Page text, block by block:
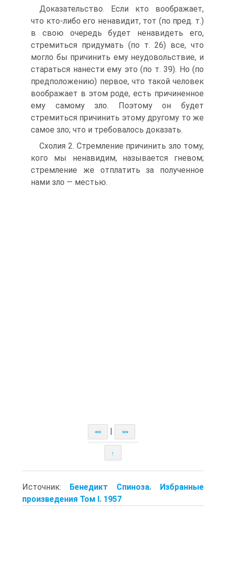
Доказательство. Если кто воображает,
что кто-либо его ненавидит, тот (по пред. т.)
в свою очередь будет ненавидеть его,
стремиться придумать (по т. 26) все, что
могло бы причинить ему неудовольствие, и
стараться нанести ему это (по т. 39). Но (по
предположению) первое, что такой человек
воображает в этом роде, есть причиненное
ему самому зло. Поэтому он будет
стремиться причинить этому другому то же
самое зло; что и требовалось доказать.
Схолия 2. Стремление причинить зло тому,
кого мы ненавидим, называется гневом;
стремление же отплатить за полученное
нами зло — местью.
<< >>
↑
Источник: Бенедикт Спиноза. Избранные
произведения Том I. 1957